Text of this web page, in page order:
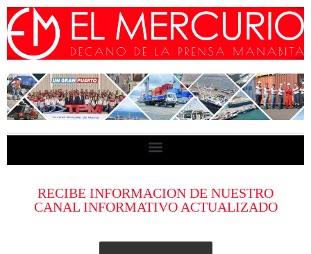
RECIBE INFORMACION DE NUESTRO
CANAL INFORMATIVO ACTUALIZADO